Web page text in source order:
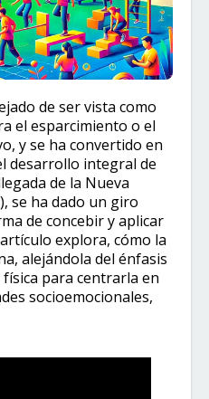
de ser vista como
el esparcimiento o el
y se ha convertido en
desarrollo integral de
de la Nueva
se ha dado un giro
de concebir y aplicar
explora, cómo la
alejándola del énfasis
para centrarla en
socioemocionales,